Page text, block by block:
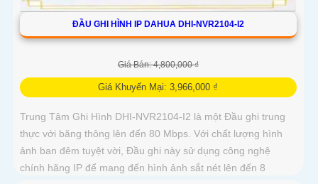
ĐẦU GHI HÌNH IP DAHUA DHI-NVR2104-I2
Giá Bán: 4,800,000 ₫
Giá Khuyến Mại: 3,966,000 ₫
Trung Tâm Ghi Hình DHI-NVR2104-I2 là một Đầu ghi trung
thực với băng thông lên đến 80 Mbps. Với chất lượng hình
ảnh ban đêm tuyệt vời, Đầu ghi này sử dụng công nghệ
chính hãng IP để mang đến hình ảnh sắt nét lên đến 8